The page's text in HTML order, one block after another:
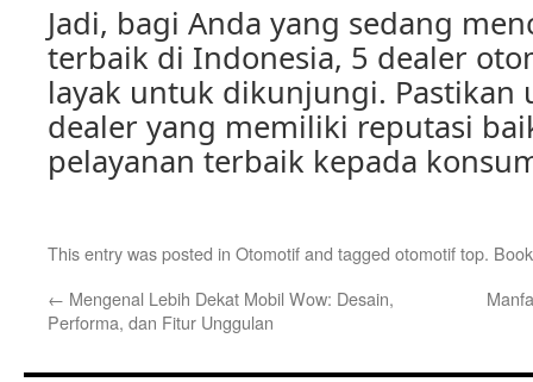
Jadi, bagi Anda yang sedang
terbaik di Indonesia, 5 dealer
layak untuk dikunjungi.
dealer yang memiliki reputasi
pelayanan terbaik kepada
This entry was posted in Otomotifand tagged otomotif top.
← Mengenal Lebih Dekat Mobil Wow: Desain,
Performa, dan Fitur Unggulan